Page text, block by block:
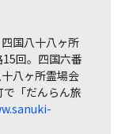
国八十八ヶ所
回。四国六番
八ヶ所霊場会
「だんらん旅